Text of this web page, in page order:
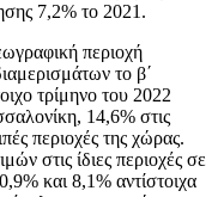
7,2% το 2021.
περιοχή
το β΄
τρίμηνο του 2022
14,6% στις
περιοχές της χώρας.
στις ίδιες περιοχές σε
και 8,1% αντίστοιχα